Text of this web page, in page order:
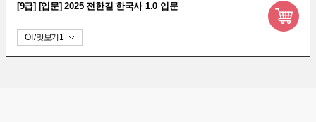
[9급] [입문] 2025 전한길 한국사 1.0 입문
OT 맛보기 1